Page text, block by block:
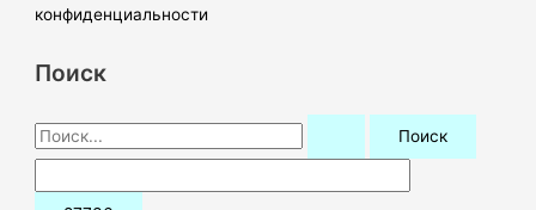
конфиденциальности
Поиск
П
о
и